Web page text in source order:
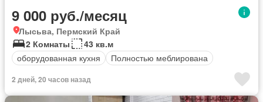
9 000 руб./месяц
Лысьва, Пермский Край
2 Комнаты
43 кв.м
оборудованная кухня
Полностью меблирована
2 дней, 20 часов назад